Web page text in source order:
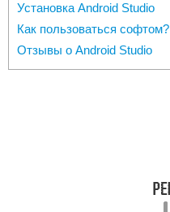
Установка Android Studio
Как пользоваться софтом?
Отзывы о Android Studio